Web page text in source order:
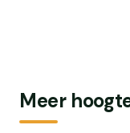
Meer